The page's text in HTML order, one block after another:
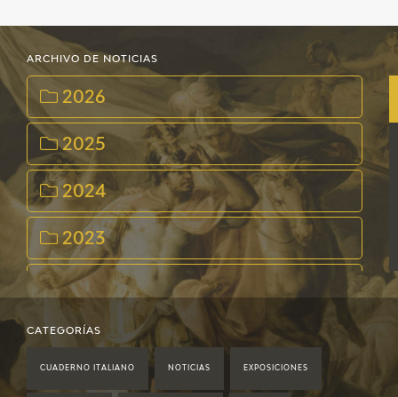
EDICIONES
PUBLICACIONES
TIENDA
TIENDA ONLINE
EDUCA
CEDEA
ARCHIVO DE NOTICIAS
2026
2025
2024
2023
2022
2021
CATEGORÍAS
CUADERNO ITALIANO NOTICIAS EXPOSICIONES